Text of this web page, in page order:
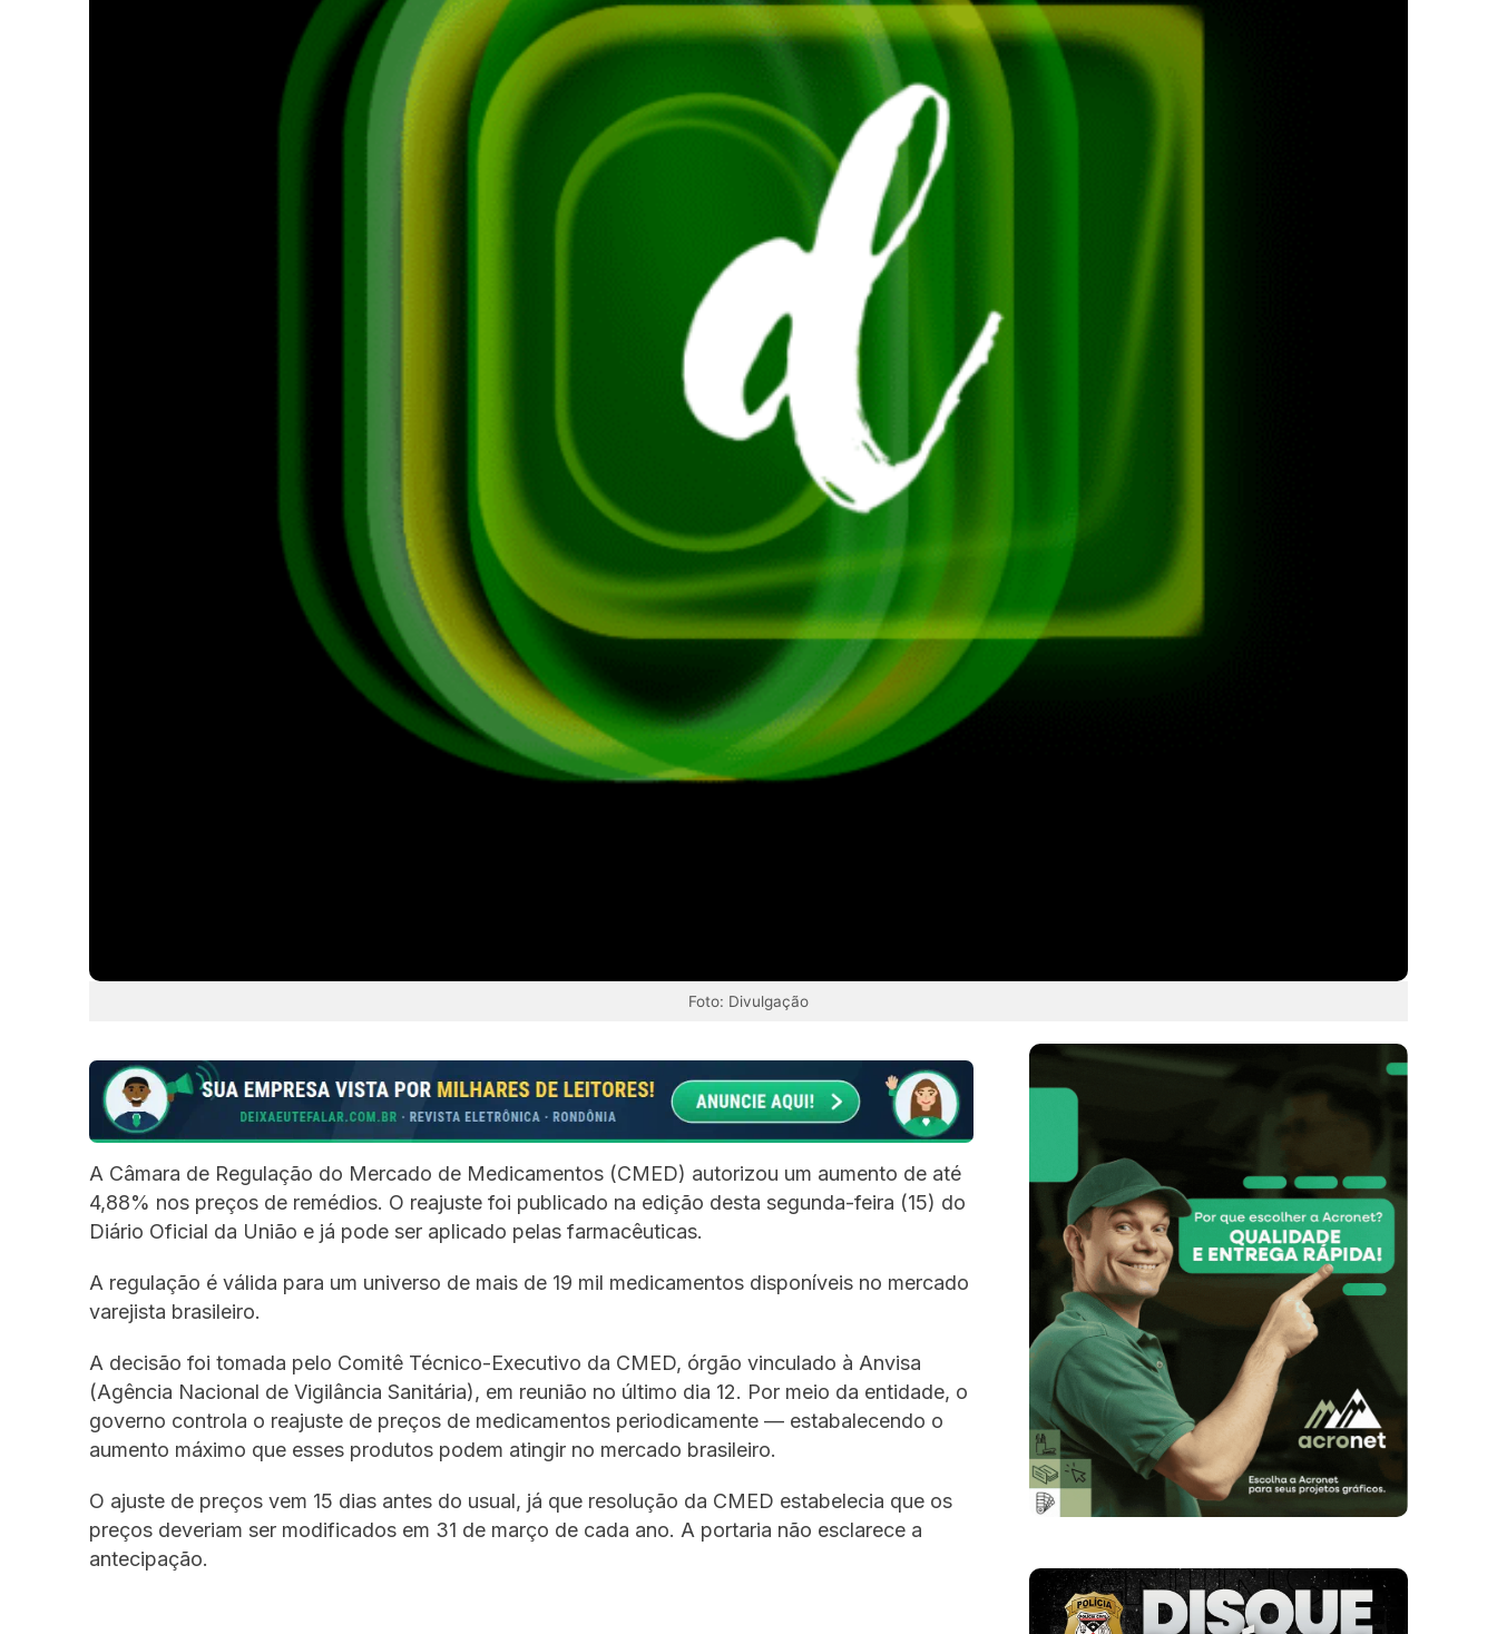
Foto: Divulgação
A Câmara de Regulação do Mercado de Medicamentos (CMED) autorizou um aumento de até
4,88% nos preços de remédios. O reajuste foi publicado na edição desta segunda-feira (15) do
Diário Oficial da União e já pode ser aplicado pelas farmacêuticas.
A regulação é válida para um universo de mais de 19 mil medicamentos disponíveis no mercado
varejista brasileiro.
A decisão foi tomada pelo Comitê Técnico-Executivo da CMED, órgão vinculado à Anvisa
(Agência Nacional de Vigilância Sanitária), em reunião no último dia 12. Por meio da entidade, o
governo controla o reajuste de preços de medicamentos periodicamente — estabalecendo o
aumento máximo que esses produtos podem atingir no mercado brasileiro.
O ajuste de preços vem 15 dias antes do usual, já que resolução da CMED estabelecia que os
preços deveriam ser modificados em 31 de março de cada ano. A portaria não esclarece a
antecipação.